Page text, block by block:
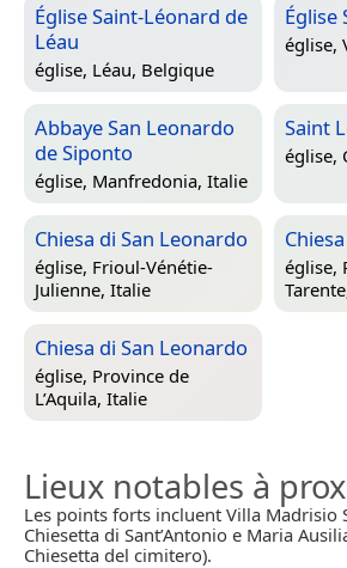
Église Saint-Léonard de
Léau
église, Léau, Belgique
Église
église,
Abbaye San Leonardo
de Siponto
église, Manfredonia, Italie
Saint
église,
Chiesa di San Leonardo
église, Frioul-Vénétie-
Julienne, Italie
église,
Chiesa di San Leonardo
église, Province de
L’Aquila, Italie
Lieux notables à
Les points forts incluent Villa Madrisio
Chiesetta di Sant’Antonio e Maria
Chiesetta del cimitero).